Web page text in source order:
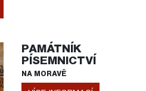
PAMÁTNÍK
PÍSEMNICTVÍ
NA MORAVĚ